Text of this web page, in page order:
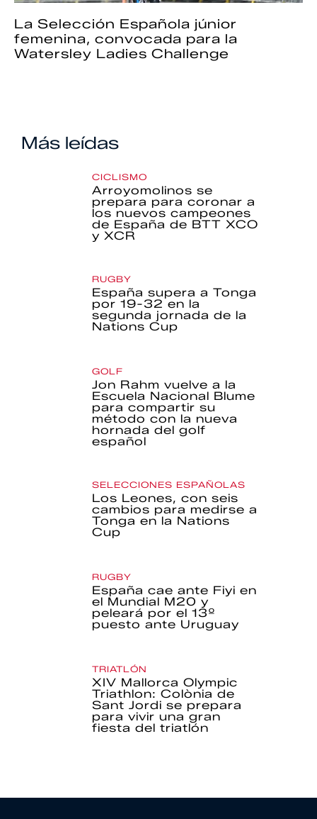
La Selección Española júnior
femenina, convocada para la
Watersley Ladies Challenge
Más leídas
CICLISMO
Arroyomolinos se
prepara para coronar a
los nuevos campeones
de España de BTT XCO
y XCR
RUGBY
España supera a Tonga
por 19-32 en la
segunda jornada de la
Nations Cup
GOLF
Jon Rahm vuelve a la
Escuela Nacional Blume
para compartir su
método con la nueva
hornada del golf
español
SELECCIONES ESPAÑOLAS
Los Leones, con seis
cambios para medirse a
Tonga en la Nations
Cup
RUGBY
España cae ante Fiyi en
el Mundial M20 y
peleará por el 13º
puesto ante Uruguay
TRIATLÓN
XIV Mallorca Olympic
Triathlon: Colònia de
Sant Jordi se prepara
para vivir una gran
fiesta del triatlón